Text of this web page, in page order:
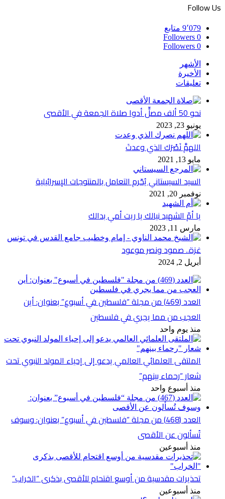
Follow Us
9٬079 متابع
0
Followers
0
Followers
الأشهر
الأخيرة
تعليقات
نحو 50 ألف مصلٍّ أدوا صلاة الجمعة في الأقصى
يونيو 23, 2023
اللهمَّ نَصْرَك الذي وعدتَ
مايو 13, 2021
السيد السيستاني يُحّرم التعامل بالمنتوجات الإسرائيلية
نوفمبر 20, 2021
يا أمّ الشهيد نيالك يا ريت أمي بدالك
مارس 11, 2023
غزة.. صمود ونصر موعود
أبريل 2, 2024
العدد (469) من مجلة “فلسطين في أسبوع” بعنوان: أين
العجب من مما يجري في فلسطين
منذ يوم واحد
الملتقى العلمائي العالمي يدعو إلى إحياء المولد النبوي تحت
شعار “رحماء بينهم”
منذ أسبوع واحد
العدد (468) من مجلة “فلسطين في أسبوع” بعنوان: وسوف
تُسألون عن الأقصى
منذ أسبوعين
تحذيرات مقدسية من أوسع اقتحام للأقصى بذكرى “الخراب”
منذ أسبوعين